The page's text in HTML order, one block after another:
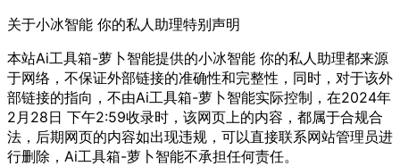
关于小冰智能 你的私人助理特别声明
本站Ai工具箱-萝卜智能提供的小冰智能 你的私人助理都来源
于网络，不保证外部链接的准确性和完整性，同时，对于该外
部链接的指向，不由Ai工具箱-萝卜智能实际控制，在2024年
2月28日 下午2:59收录时，该网页上的内容，都属于合规合
法，后期网页的内容如出现违规，可以直接联系网站管理员进
行删除，Ai工具箱-萝卜智能不承担任何责任。